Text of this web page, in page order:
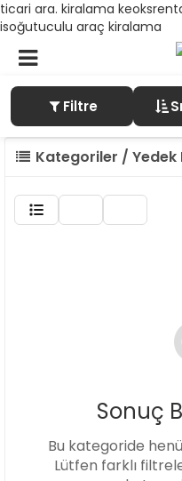
ticari ara. kiralama
isoğutuculu araç kiralama
Filtre
Kategoriler / Yedek
Sonuç
Bu kategoride
Lütfen farklı